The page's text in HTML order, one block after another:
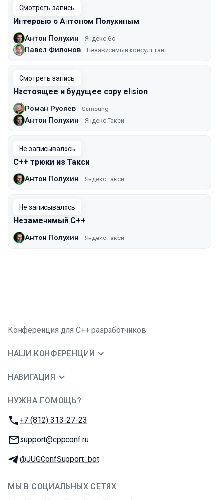
Смотреть запись
Интервью с Антоном Полухиным
Антон Полухин Яндекс Go
Павел Филонов Независимый консультант
Смотреть запись
Настоящее и будущее copy elision
Роман Русяев Samsung
Антон Полухин Яндекс.Такси
Не записывалось
C++ трюки из Такси
Антон Полухин Яндекс.Такси
Не записывалось
Незаменимый С++
Антон Полухин Яндекс.Такси
Конференция для C++ разработчиков
НАШИ КОНФЕРЕНЦИИ
НАВИГАЦИЯ
НУЖНА ПОМОЩЬ?
Телефон:
+7 (812) 313-27-23
E-mail:
support@cppconf.ru
Телеграм:
@JUGConfSupport_bot
МЫ В СОЦИАЛЬНЫХ СЕТЯХ